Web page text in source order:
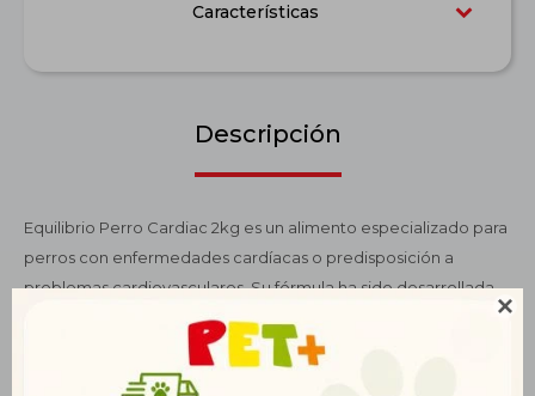

Características
Descripción
Equilibrio Perro Cardiac 2kg es un alimento especializado para
perros con enfermedades cardíacas o predisposición a
problemas cardiovasculares. Su fórmula ha sido desarrollada
para apoyar la función del corazón y mejorar la circulación
sanguínea. Contiene taurina y L-carnitina, esenciales para el
fortalecimiento del músculo cardíaco y la regulación del